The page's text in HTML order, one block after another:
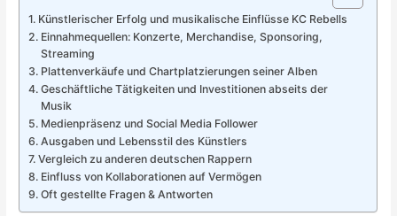
Künstlerischer Erfolg und musikalische Einflüsse KC Rebells
Einnahmequellen: Konzerte, Merchandise, Sponsoring,
Streaming
Plattenverkäufe und Chartplatzierungen seiner Alben
Geschäftliche Tätigkeiten und Investitionen abseits der
Musik
Medienpräsenz und Social Media Follower
Ausgaben und Lebensstil des Künstlers
Vergleich zu anderen deutschen Rappern
Einfluss von Kollaborationen auf Vermögen
Oft gestellte Fragen & Antworten